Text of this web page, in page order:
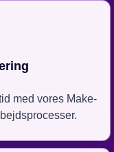
med vores Make-